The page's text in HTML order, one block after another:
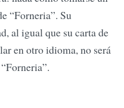
“Forneria”. Su
al igual que su carta de
en otro idioma, no será